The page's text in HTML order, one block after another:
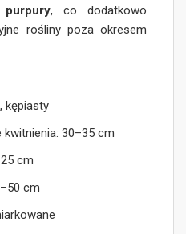
, co dodatkowo
rośliny poza okresem
kępiasty
30–35 cm
cm
cm